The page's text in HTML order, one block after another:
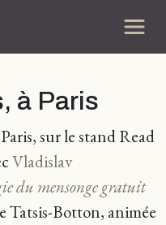
à Paris
sur le stand Read
Vladislav
du mensonge gratuit
Tatsis-Botton, animée